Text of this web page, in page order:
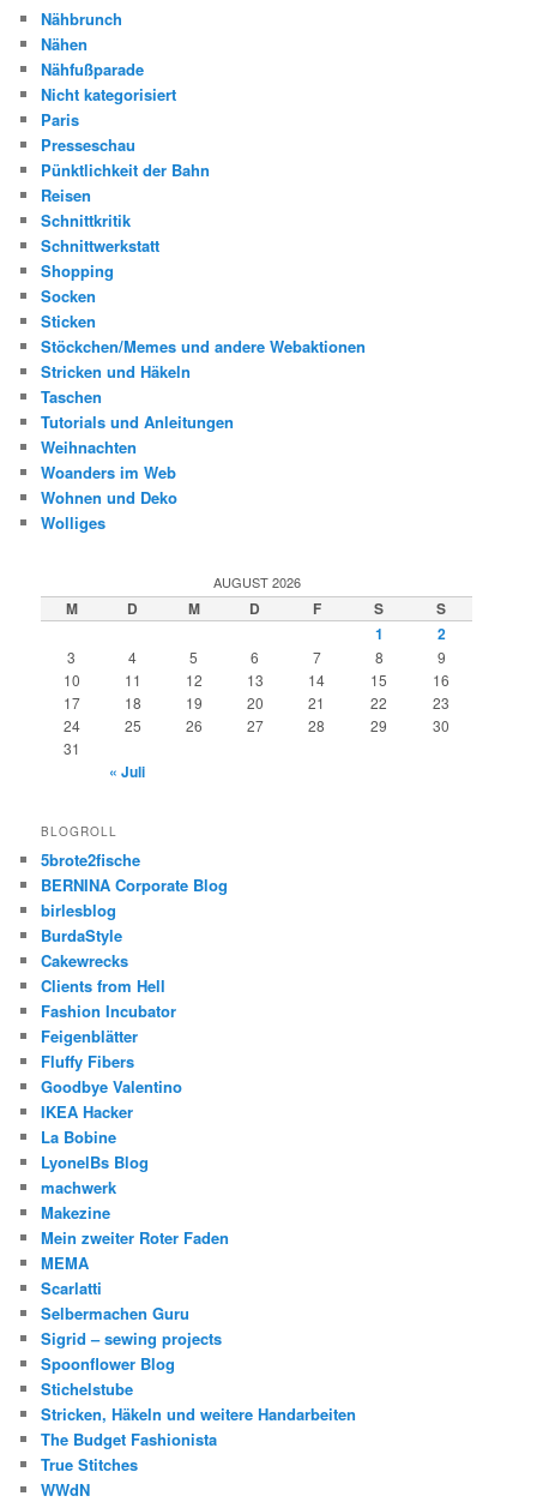
Nähbrunch
Nähen
Nähfußparade
Nicht kategorisiert
Paris
Presseschau
Pünktlichkeit der Bahn
Reisen
Schnittkritik
Schnittwerkstatt
Shopping
Socken
Sticken
Stöckchen/Memes und andere Webaktionen
Stricken und Häkeln
Taschen
Tutorials und Anleitungen
Weihnachten
Woanders im Web
Wohnen und Deko
Wolliges
AUGUST 2026
M D M D F S
S
1
2
3 4 5 6 7 8
9
10
11 12 13 14 15
16
17
18 19 20 21 22
23
24
25 26 27 28 29
30
31
« Juli
BLOGROLL
5brote2fische
BERNINA Corporate Blog
birlesblog
BurdaStyle
Cakewrecks
Clients from Hell
Fashion Incubator
Feigenblätter
Fluffy Fibers
Goodbye Valentino
IKEA Hacker
La Bobine
LyonelBs Blog
machwerk
Makezine
Mein zweiter Roter Faden
MEMA
Scarlatti
Selbermachen Guru
Sigrid – sewing projects
Spoonflower Blog
Stichelstube
Stricken, Häkeln und weitere Handarbeiten
The Budget Fashionista
True Stitches
WWdN